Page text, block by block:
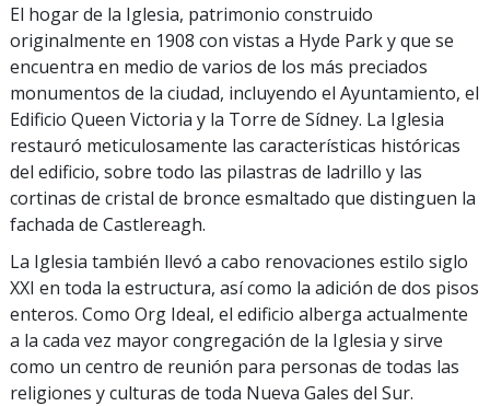
El hogar de la Iglesia, patrimonio construido
originalmente en 1908 con vistas a Hyde Park y que se
encuentra en medio de varios de los más preciados
monumentos de la ciudad, incluyendo el Ayuntamiento, el
Edificio Queen Victoria y la Torre de Sídney. La Iglesia
restauró meticulosamente las características históricas
del edificio, sobre todo las pilastras de ladrillo y las
cortinas de cristal de bronce esmaltado que distinguen la
fachada de Castlereagh.
La Iglesia también llevó a cabo renovaciones estilo siglo
XXI en toda la estructura, así como la adición de dos pisos
enteros. Como Org Ideal, el edificio alberga actualmente
a la cada vez mayor congregación de la Iglesia y sirve
como un centro de reunión para personas de todas las
religiones y culturas de toda Nueva Gales del Sur.